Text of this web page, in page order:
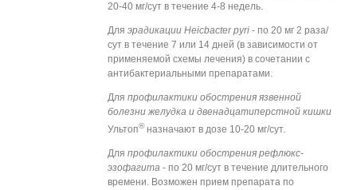
20-40 мг/сут в течение 4-8 недель.
Для эрадикации Heicbacter pyri- по 20 мг 2 раза/
сут в течение 7 или 14 дней (в зависимости от
применяемой схемы лечения) в сочетании с
антибактериальными препаратами.
Для профилактики обострения язвенной
болезни желудка и двенадцатиперстной кишки
Ультоп®назначают в дозе 10-20 мг/сут.
Для профилактики обострения рефлюкс-
эзофагита - по 20 мг/сут в течение длительного
времени. Возможен прием препарата по